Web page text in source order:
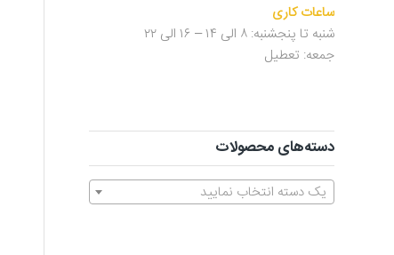
ساعات کاری
شنبه تا پنجشنبه: ۸ الی ۱۴ – ۱۶ الی ۲۲
جمعه: تعطیل
دسته‌های محصولات
یک دسته انتخاب نمایید